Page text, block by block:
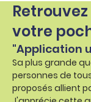
votre
"Application
Sa plus grande
personnes de
proposés allient